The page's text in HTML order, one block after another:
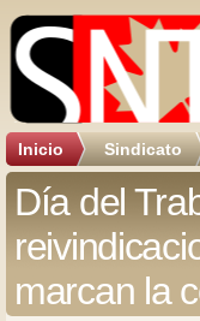
Inicio Sindicato
Día del
marcan la